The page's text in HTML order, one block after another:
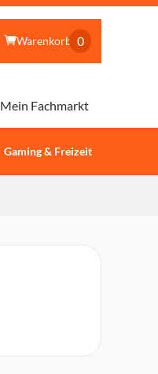
Warenkorb 0
Gaming & Freizeit
Mein Fachmarkt